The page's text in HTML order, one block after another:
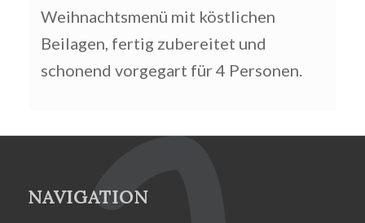
Weihnachtsmenü mit köstlichen
Beilagen, fertig zubereitet und
schonend vorgegart für 4 Personen.
NAVIGATION